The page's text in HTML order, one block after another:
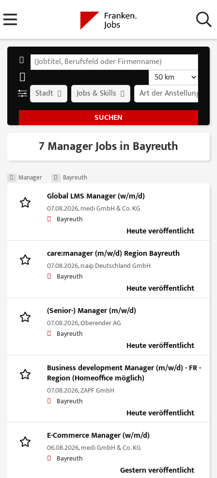
Stadt Art der Anstellung
Jobs & Skills
7 Manager Jobs in Bayreuth
Manager Bayreuth
Global LMS Manager (w/m/d)
07.08.2026,medi GmbH & Co. KG
Bayreuth
Heute veröffentlicht
care:manager (m/w/d) Region Bayreuth
07.08.2026,n:aip Deutschland GmbH
Bayreuth
Heute veröffentlicht
(Senior-) Manager (m/w/d)
07.08.2026,Oberender AG
Bayreuth
Heute veröffentlicht
Business development Manager (m/w/d) - FR -
Region (Homeoffice möglich)
07.08.2026,ZAPF GmbH
Bayreuth
Heute veröffentlicht
E-Commerce Manager (w/m/d)
06.08.2026,medi GmbH & Co. KG
Bayreuth
Gestern veröffentlicht